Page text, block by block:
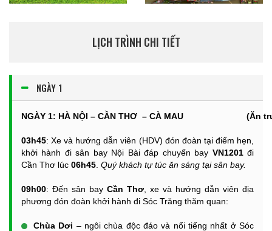
LỊCH TRÌNH CHI TIẾT
NGÀY 1
NGÀY 1: HÀ NỘI – CẦN THƠ – CÀ MAU (Ăn
03h45: Xe và hướng dẫn viên (HDV) đón đoàn tại điểm hẹn,
khởi hành đi sân bay Nội Bài đáp chuyến bay VN1201đi
Cần Thơ lúc 06h45 Quý khách tự túc ăn sáng tại sân bay.
09h00: Đến sân bay Cần Thơ , xe và hướng dẫn viên địa
phương đón đoàn khởi hành đi Sóc Trăng thăm quan:
Chùa Dơi – ngôi chùa độc đáo và nổi tiếng nhất ở Sóc